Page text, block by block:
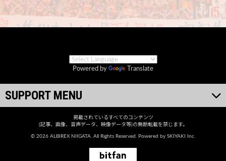
Powered by Translate
SUPPORT MENU
掲載されているすべてのコンテンツ
(記事、画像、音声データ、映像データ等)の無断転載を禁じます。
© 2026 ALBIREX NIIGATA. All Rights Reserved. Powered by SKIYAKI Inc.